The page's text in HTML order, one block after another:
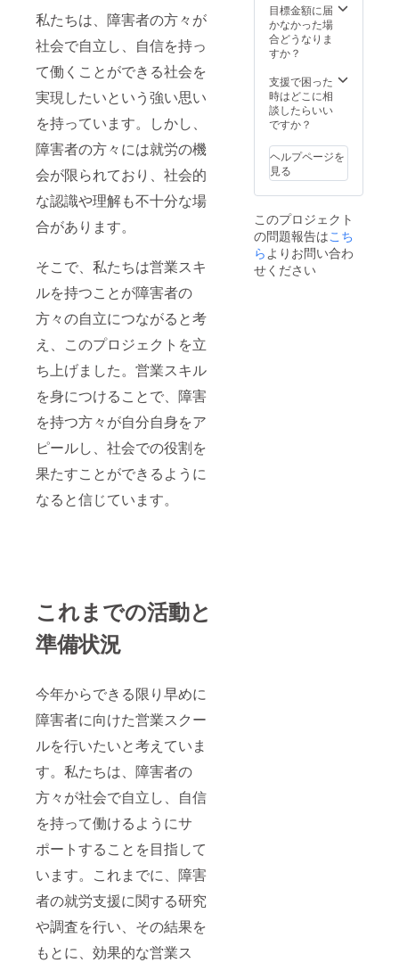
私たちは、障害者の方々が
社会で自立し、自信を持っ
て働くことができる社会を
実現したいという強い思い
を持っています。しかし、
障害者の方々には就労の機
会が限られており、社会的
な認識や理解も不十分な場
合があります。
そこで、私たちは営業スキ
ルを持つことが障害者の
方々の自立につながると考
え、このプロジェクトを立
ち上げました。営業スキル
を身につけることで、障害
を持つ方々が自分自身をア
ピールし、社会での役割を
果たすことができるように
なると信じています。
これまでの活動と
準備状況
今年からできる限り早めに
障害者に向けた営業スクー
ルを行いたいと考えていま
す。私たちは、障害者の
方々が社会で自立し、自信
を持って働けるようにサ
ポートすることを目指して
います。これまでに、障害
者の就労支援に関する研究
や調査を行い、その結果を
もとに、効果的な営業ス
目標金額に届
かなかった場
合どうなりま
すか？
支援で困った
時はどこに相
談したらいい
ですか？
ヘルプページを
見る
このプロジェクト
の問題報告はこち
ら よりお問い合わ
せください